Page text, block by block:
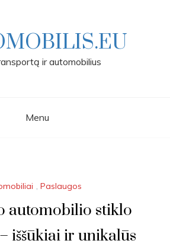
ir automobilius
Menu
, Paslaugos
automobilio stiklo
iššūkiai ir unikalūs